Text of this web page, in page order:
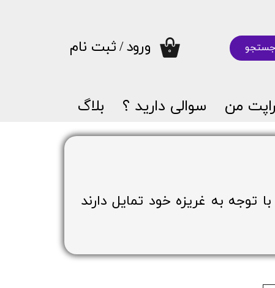
من سوالی دارید ؟ بلاگ
۰ جستجو ورود/ثبت نام
به غریزه خود تمایل دارند